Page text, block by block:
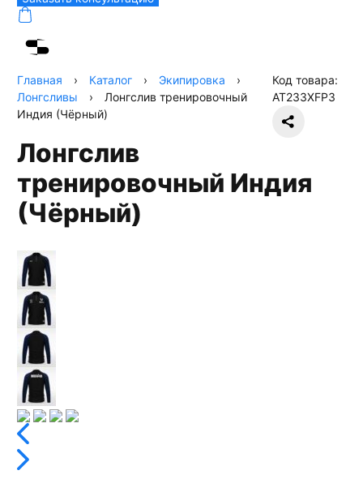
Главная › Каталог › Экипировка
›
Лонгсливы
›
Лонгслив тренировочный
Индия (Чёрный)
Код товара:
AT233XFP3
Лонгслив
тренировочный Индия
(Чёрный)